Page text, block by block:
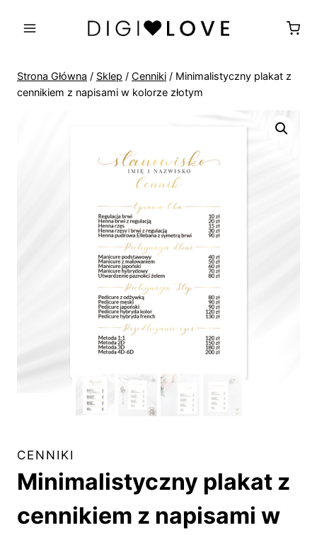
Strona Główna / Sklep / Cenniki / Minimalistyczny plakat z
cennikiem z napisami w kolorze złotym
CENNIKI
Minimalistyczny plakat z
cennikiem z napisami w